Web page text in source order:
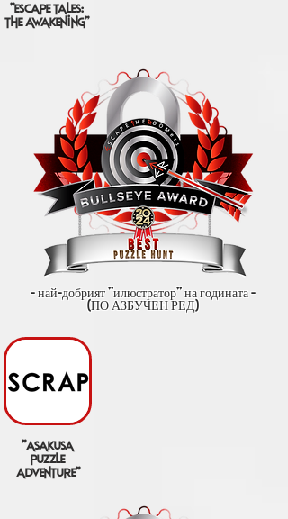
"escape tales:
the awakening"
- най-добрият "илюстратор" на годината -
(ПО АЗБУЧЕН РЕД)
"asakusa
puzzle
adventure"